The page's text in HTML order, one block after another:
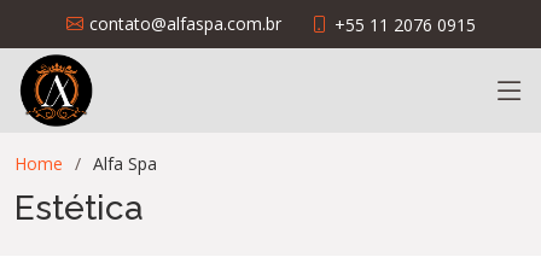
contato@alfaspa.com.br +55 11 2076 0915
Home Alfa Spa
Estética